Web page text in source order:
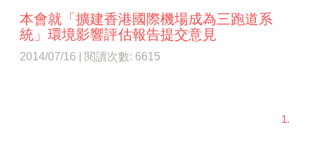
本會就「擴建香港國際機場成為三跑道系
統」環境影響評估報告提交意見
2014/07/16 | 閱讀次數: 6615
1.